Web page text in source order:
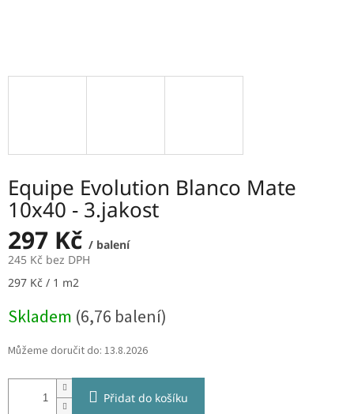
Equipe Evolution Blanco Mate
10x40 - 3.jakost
297 Kč / balení
245 Kč bez DPH
Měrná
297 Kč / 1 m2
Skladem (6,76 balení)
Můžeme doručit do: 13.8.2026
Přidat do košíku